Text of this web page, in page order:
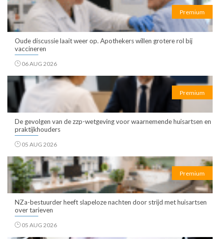
Premium
Oude discussie laait weer op. Apothekers willen grotere rol bij
vaccineren
06 AUG 2026
Premium
De gevolgen van de zzp-wetgeving voor waarnemende huisartsen en
praktijkhouders
05 AUG 2026
Premium
NZa-bestuurder heeft slapeloze nachten door strijd met huisartsen
over tarieven
05 AUG 2026